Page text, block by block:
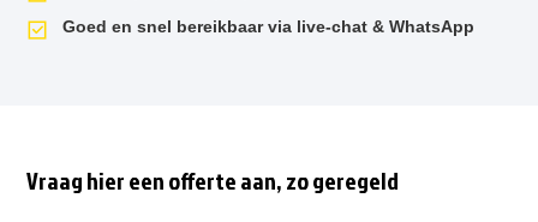
Goed en snel bereikbaar via live-chat & WhatsApp
Vraag hier een offerte aan, zo geregeld